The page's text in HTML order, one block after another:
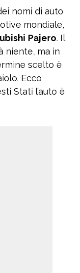
nomi di auto
mondiale,
Pajero. Il
niente, ma in
scelto è
Ecco
Stati l’auto è